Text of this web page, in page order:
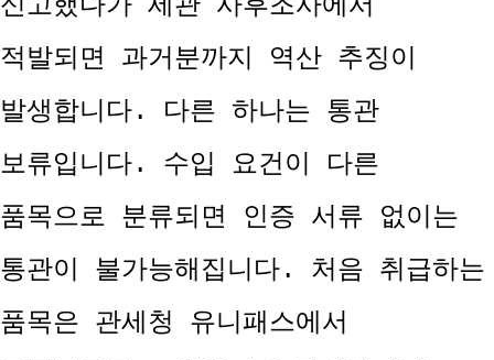
신고했다가 세관 사후조사에서
적발되면 과거분까지 역산 추징이
발생합니다. 다른 하나는 통관
보류입니다. 수입 요건이 다른
품목으로 분류되면 인증 서류 없이는
통관이 불가능해집니다. 처음 취급하는
품목은 관세청 유니패스에서